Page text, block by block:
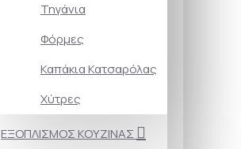
Τηγάνια
Φόρμες
Καπάκια Κατσαρόλας
Χύτρες
ΕΞΟΠΛΙΣΜΟΣ ΚΟΥΖΙΝΑΣ